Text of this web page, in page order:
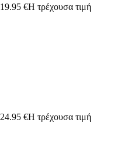
19.95 €Η τρέχουσα τιμή
24.95 €Η τρέχουσα τιμή